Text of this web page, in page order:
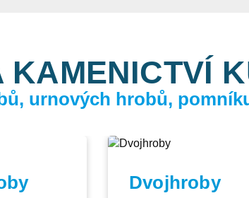
KAMENICTVÍ
urnových hrobů,
Dvojhroby